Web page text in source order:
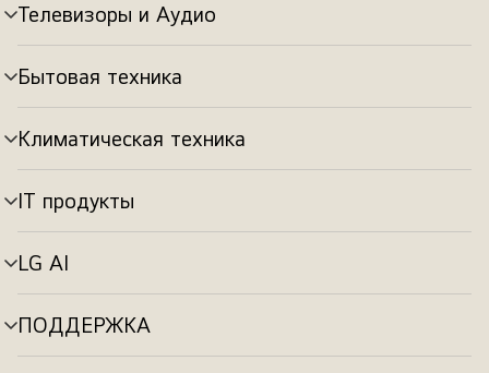
Телевизоры и Аудио
Переключатель
меню
Бытовая техника
Переключатель
меню
Климатическая техника
Переключатель
меню
IT продукты
Переключатель
меню
LG AI
Переключатель
меню
ПОДДЕРЖКА
Переключатель
меню